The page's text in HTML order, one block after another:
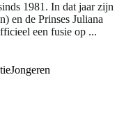
1981. In dat jaar zijn
en de Prinses Juliana
een fusie op ...
Jongeren